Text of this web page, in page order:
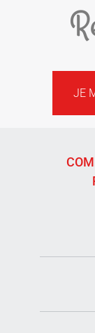
JE